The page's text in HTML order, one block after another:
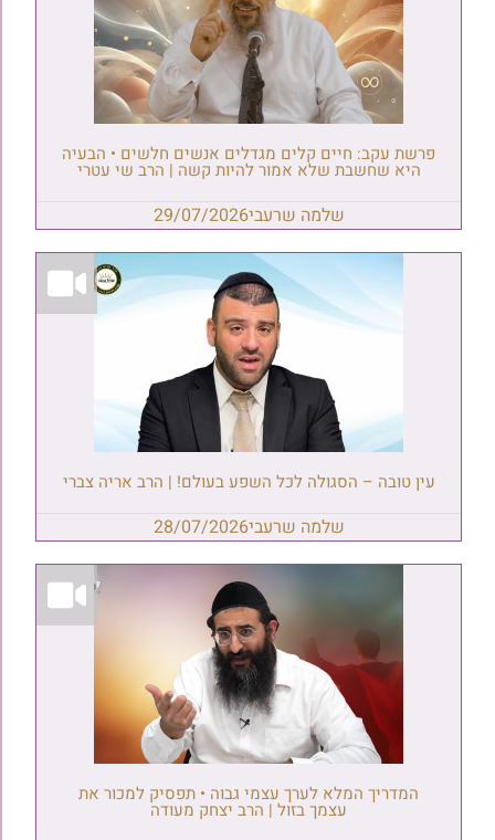
פרשת עקב: חיים קלים מגדלים אנשים חלשים • הבעיה
היא שחשבת שלא אמור להיות קשה | הרב שי עטרי
שלמה שרעבי29/07/2026
עין טובה – הסגולה לכל השפע בעולם! | הרב אריה צברי
שלמה שרעבי28/07/2026
המדריך המלא לערך עצמי גבוה • תפסיק למכור את
עצמך בזול | הרב יצחק מעודה